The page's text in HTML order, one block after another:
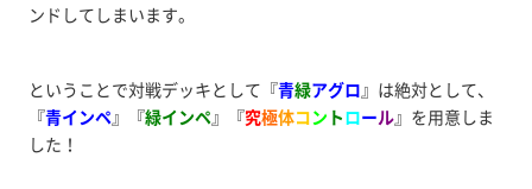
ンドしてしまいます。
ということで対戦デッキとして『青緑アグロ 』は絶対として、
『青インペ』『緑インペ』『究極体コン トロール』を用意しま
した！